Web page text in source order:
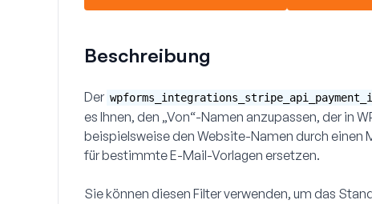
Beschreibung
Der
es Ihnen, den „Von“-Namen anzupassen, der in
beispielsweise den Website-Namen durch
für bestimmte E-Mail-Vorlagen ersetzen.
Sie können diesen Filter verwenden, um das